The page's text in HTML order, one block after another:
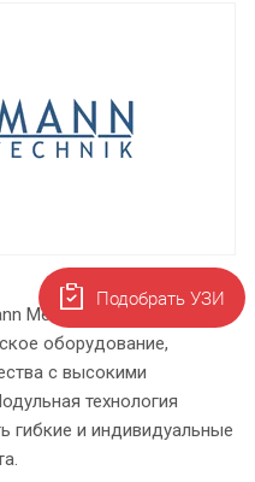
Medizintechnik GmbH» с
оборудование,
с высокими
технология
гибкие и индивидуальные
Подобрать УЗИ